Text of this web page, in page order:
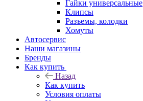
Гайки универсальные
Клипсы
Разъемы, колодки
Хомуты
Автосервис
Наши магазины
Бренды
Как купить
Назад
Как купить
Условия оплаты